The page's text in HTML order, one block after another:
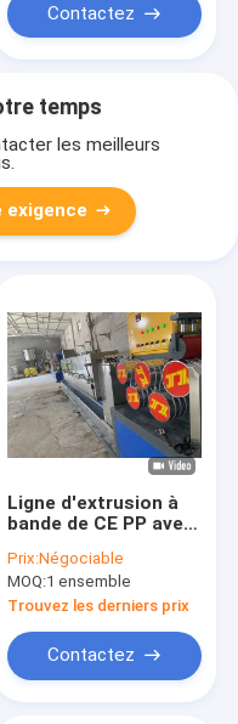
Contactez
temps
les meilleurs
exigence
Ligne d'extrusion à
bande de CE PP avec
tonnes par jour pour
la production à
grande échelle
Prix:Négociable
MOQ:1 ensemble
Trouvez les derniers prix
Contactez